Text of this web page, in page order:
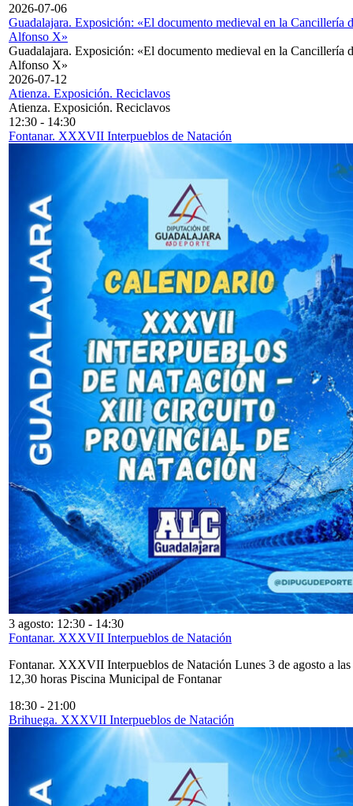
2026-07-06
Guadalajara. Exposición: «El documento medieval en la Cancillería
Alfonso X»
Guadalajara. Exposición: «El documento medieval en la Cancillería
Alfonso X»
2026-07-12
Atienza. Exposición. Reciclavos
Atienza. Exposición. Reciclavos
12:30 - 14:30
Fontanar. XXXVII Interpueblos de Natación
3 agosto: 12:30 - 14:30
Fontanar. XXXVII Interpueblos de Natación
Fontanar. XXXVII Interpueblos de Natación Lunes 3 de agosto a las
12,30 horas Piscina Municipal de Fontanar
18:30 - 21:00
Brihuega. XXXVII Interpueblos de Natación